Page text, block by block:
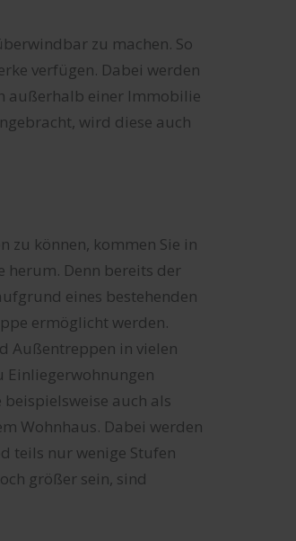
zu machen. So
verfügen. Dabei werden
außerhalb einer Immobilie
wird diese auch
zu können, kommen Sie in
herum. Denn bereits der
eines bestehenden
ermöglicht werden.
Außentreppen in vielen
Einliegerwohnungen
auch als
Wohnhaus. Dabei werden
teils nur wenige Stufen
größer sein, sind